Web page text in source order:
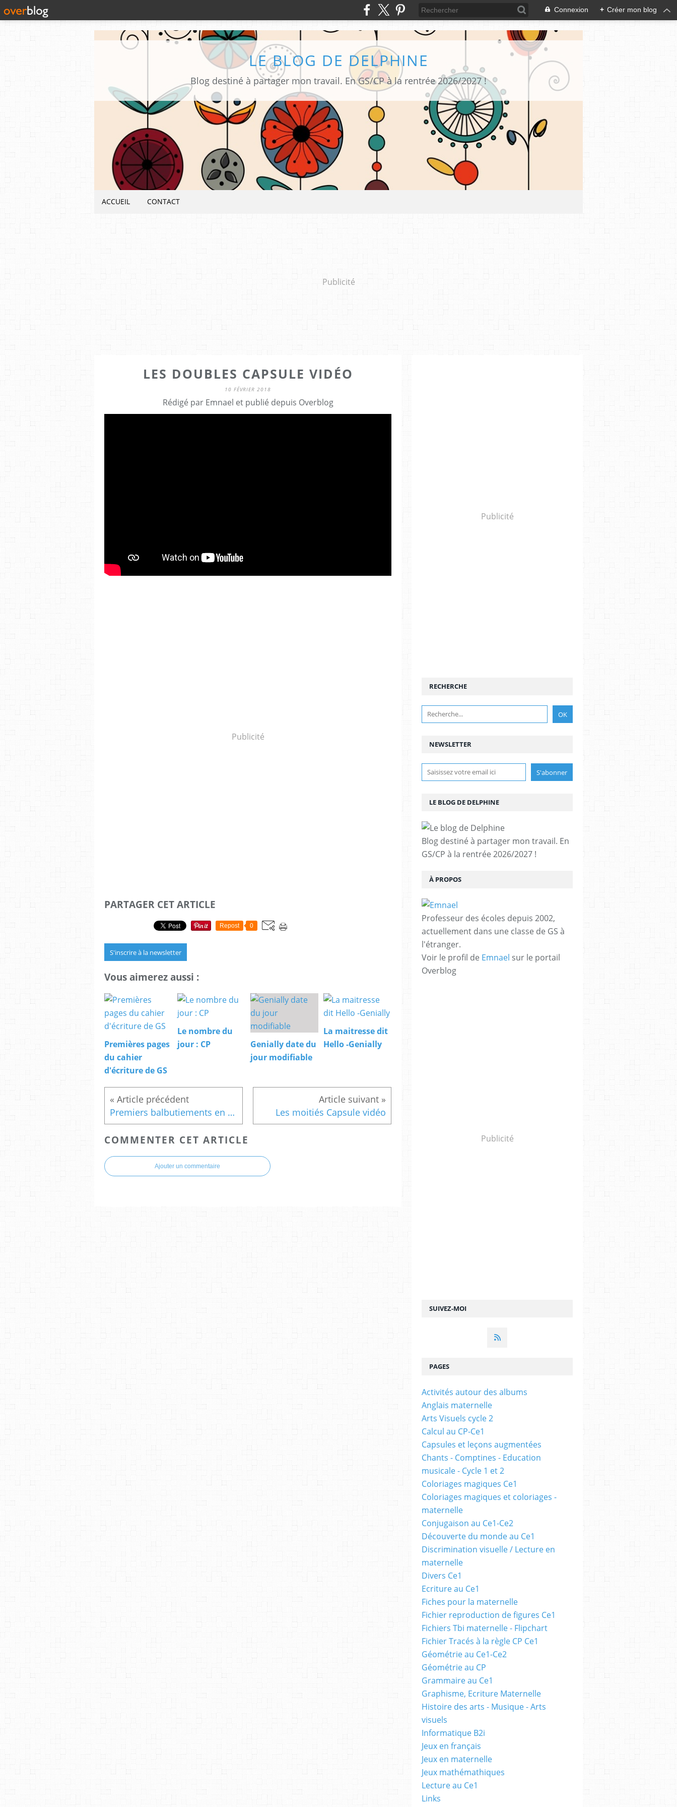
Connexion + Créer mon blog
LE BLOG DE DELPHINE
Blog destiné à partager mon travail. En GS/CP à la rentrée 2026/2027 !
ACCUEIL CONTACT
Publicité
LES DOUBLES CAPSULE VIDÉO
10 FÉVRIER 2018
Rédigé par Emnael et publié depuis Overblog
Publicité
PARTAGER CET ARTICLE
Repost 0
S'inscrire à la newsletter
Vous aimerez aussi :
Premières pages
du cahier
d'écriture de GS
Le nombre du
jour : CP
Genially date du
jour modifiable
La maitresse dit
Hello -Genially
Premiers balbutiements en classe inversée Les moitiés Capsule vidéo
COMMENTER CET ARTICLE
Ajouter un commentaire
Publicité
NEWSLETTER
SUIVEZ-MOI
RECHERCHE
LE BLOG DE DELPHINE
Blog destiné à partager mon travail. En
GS/CP à la rentrée 2026/2027 !
À PROPOS
Professeur des écoles depuis 2002,
actuellement dans une classe de GS à
l'étranger.
Voir le profil de Emnael sur le portail
Overblog
Publicité
PAGES
Activités autour des albums
Anglais maternelle
Arts Visuels cycle 2
Calcul au CP-Ce1
Capsules et leçons augmentées
Chants - Comptines - Education
musicale - Cycle 1 et 2
Coloriages magiques Ce1
Coloriages magiques et coloriages -
maternelle
Conjugaison au Ce1-Ce2
Découverte du monde au Ce1
Discrimination visuelle / Lecture en
maternelle
Divers Ce1
Ecriture au Ce1
Fiches pour la maternelle
Fichier reproduction de figures Ce1
Fichiers Tbi maternelle - Flipchart
Fichier Tracés à la règle CP Ce1
Géométrie au Ce1-Ce2
Géométrie au CP
Grammaire au Ce1
Graphisme, Ecriture Maternelle
Histoire des arts - Musique - Arts
visuels
Informatique B2i
Jeux en français
Jeux en maternelle
Jeux mathémathiques
Lecture au Ce1
Links